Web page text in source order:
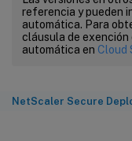
referencia y pueden
automática. Para
cláusula de
automática en Cloud
NetScaler Secure